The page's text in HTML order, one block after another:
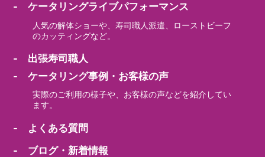
- ケータリングライブパフォーマンス
人気の解体ショーや、寿司職人派遣、ローストビーフ
のカッティングなど。
- 出張寿司職人
- ケータリング事例・お客様の声
実際のご利用の様子や、お客様の声などを紹介してい
ます。
- よくある質問
- ブログ・新着情報